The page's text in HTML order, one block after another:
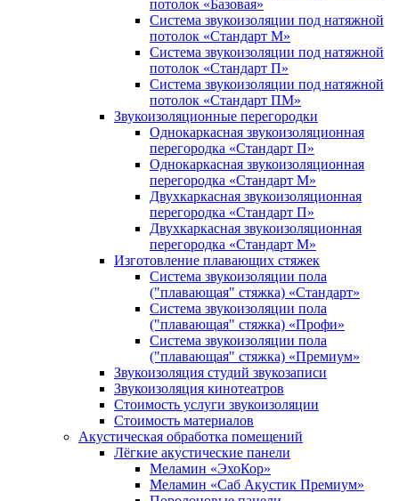
потолок «Базовая»
Система звукоизоляции под натяжной
потолок «Стандарт М»
Система звукоизоляции под натяжной
потолок «Стандарт П»
Система звукоизоляции под натяжной
потолок «Стандарт ПМ»
Звукоизоляционные перегородки
Однокаркасная звукоизоляционная
перегородка «Стандарт П»
Однокаркасная звукоизоляционная
перегородка «Стандарт М»
Двухкаркасная звукоизоляционная
перегородка «Стандарт П»
Двухкаркасная звукоизоляционная
перегородка «Стандарт М»
Изготовление плавающих стяжек
Система звукоизоляции пола
("плавающая" стяжка) «Стандарт»
Система звукоизоляции пола
("плавающая" стяжка) «Профи»
Система звукоизоляции пола
("плавающая" стяжка) «Премиум»
Звукоизоляция студий звукозаписи
Звукоизоляция кинотеатров
Стоимость услуги звукоизоляции
Стоимость материалов
Акустическая обработка помещений
Лёгкие акустические панели
Меламин «ЭхоКор»
Меламин «Саб Акустик Премиум»